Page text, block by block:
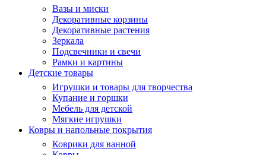
Вазы и миски
Декоративные корзины
Декоративные растения
Зеркала
Подсвечники и свечи
Рамки и картины
Детские товары
Игрушки и товары для творчества
Купание и горшки
Мебель для детской
Мягкие игрушки
Ковры и напольные покрытия
Коврики для ванной